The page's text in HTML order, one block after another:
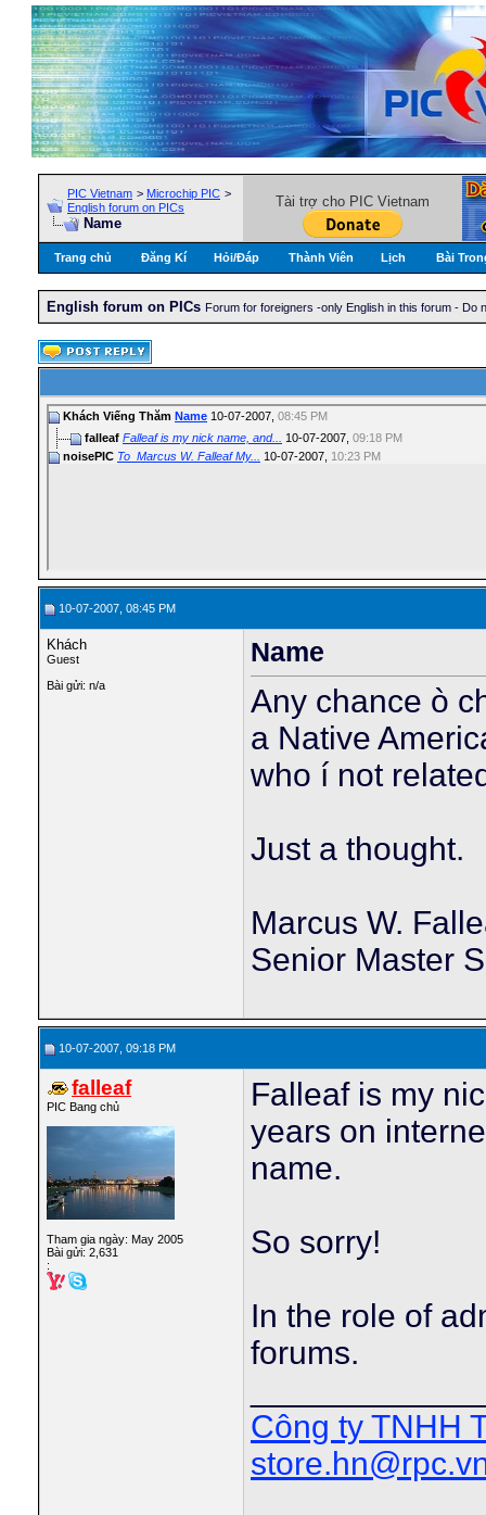
PIC Vietnam > Microchip PIC >
English forum on PICs
Name
Tài trợ cho PIC Vietnam
Trang chủ Đăng Kí Hỏi/Ðáp Thành Viên Lịch Bài
English forum on PICs Forum for foreigners -only English in this forum - Do
Khách Viếng Thăm Name 10-07-2007, 08:45 PM
falleaf Falleaf is my nick name, and... 10-07-2007, 09:18 PM
noisePIC To_Marcus W. Falleaf My... 10-07-2007, 10:23 PM
10-07-2007, 08:45 PM
Khách
Guest
Bài gửi: n/a
Name
Any chance ò
a Native
who í not
Just a thought.
Marcus W.
Senior Master
10-07-2007, 09:18 PM
falleaf
PIC Bang chủ
Tham gia ngày: May 2005
Bài gửi: 2,631
:
Falleaf is my
years on
name.
So sorry!
In the role of
forums.
Công ty TNHH